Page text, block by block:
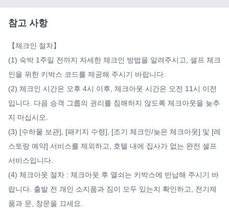
참고 사항
【체크인 절차】
(1) 숙박 1주일 전까지 자세한 체크인 방법을 알려주시고, 셀프 체크
인을 위한 키박스 코드를 제공해 주시기 바랍니다.
(2) 체크인 시간은 오후 4시 이후, 체크아웃 시간은 오전 11시 이전
입니다. 다음 승객 그룹의 권리를 침해하지 않도록 체크아웃을 늦추
지 마십시오.
(3) [수하물 보관], [패키지 수령], [조기 체크인/늦은 체크아웃] 및 [레
스토랑 예약] 서비스를 제외하고, 호텔 내에 집사가 없는 완전 셀프
서비스입니다.
(4) 체크아웃 절차 : 체크아웃 후 열쇠는 키박스에 반납해 주시기 바
랍니다. 출발 전 개인 소지품과 짐이 모두 있는지 확인하고, 전기제
품과 문, 창문을 끄세요.